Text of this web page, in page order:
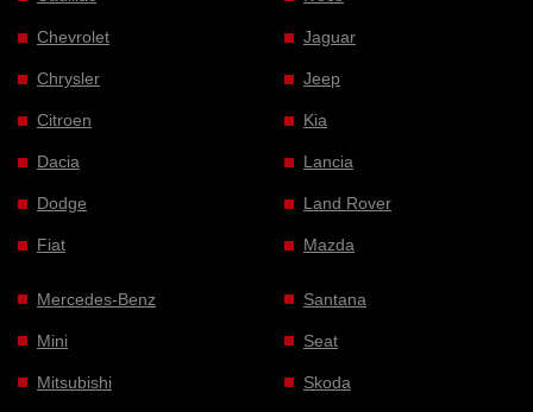
Chevrolet
Chrysler
Citroen
Dacia
Dodge
Fiat
Jaguar
Jeep
Kia
Lancia
Land Rover
Mazda
Mercedes-Benz
Mini
Mitsubishi
Santana
Seat
Skoda